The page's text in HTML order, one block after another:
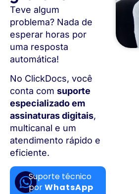
Teve algum
problema? Nada de
esperar horas por
uma resposta
automática!
No ClickDocs, você
conta com suporte
especializado em
assinaturas digitais,
multicanal e um
atendimento rápido e
eficiente.
Suporte técnico
porWhatsApp